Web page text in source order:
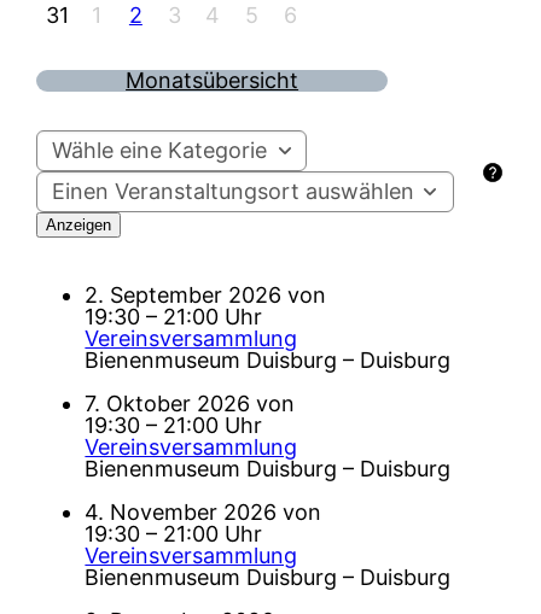
31
1 2 3 4 5 6
Monatsübersicht
Wähle eine Kategorie
Einen Veranstaltungsort auswählen
2. September 2026 von
19:30 – 21:00 Uhr
Vereinsversammlung
Bienenmuseum Duisburg – Duisburg
7. Oktober 2026 von
19:30 – 21:00 Uhr
Vereinsversammlung
Bienenmuseum Duisburg – Duisburg
4. November 2026 von
19:30 – 21:00 Uhr
Vereinsversammlung
Bienenmuseum Duisburg – Duisburg